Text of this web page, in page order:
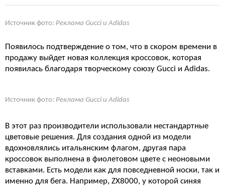
Источник фото: Реклама Gucci и Adidas
Появилось подтверждение о том, что в скором времени в
продажу выйдет новая коллекция кроссовок, которая
появилась благодаря творческому союзу Gucci и Adidas.
Источник фото: Реклама Gucci и Adidas
В этот раз производители использовали нестандартные
цветовые решения. Для создания одной из модели
вдохновлялись итальянским флагом, другая пара
кроссовок выполнена в фиолетовом цвете с неоновыми
вставками. Есть модели как для повседневной носки, так и
именно для бега. Например, ZX8000, у которой синяя